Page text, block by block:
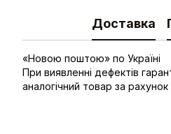
Доставка
«Новою поштою» по Україні
При виявленні дефектів
аналогічний товар за рахунок